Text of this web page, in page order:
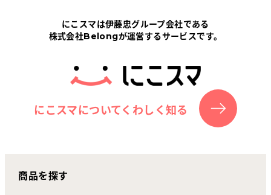
にこスマについて
サポートセンター
お客さまの声
にこスマ通信
にこスマは伊藤忠グループ会社である
株式会社Belongが運営するサービスです。
にこスマについてくわしく知る
商品を探す